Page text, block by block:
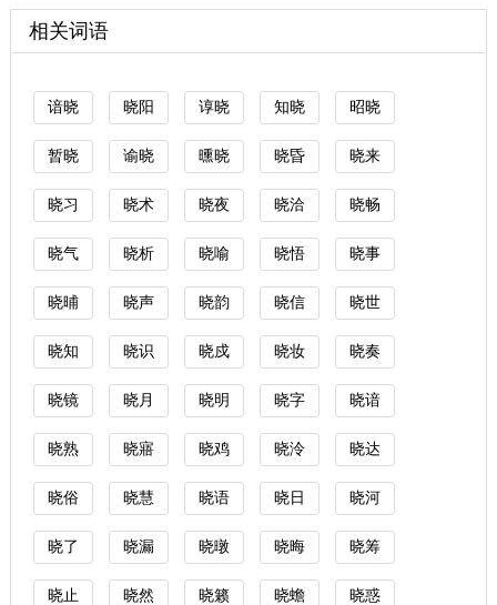
相关词语
谙晓 晓阳 谆晓 知晓 昭晓
暂晓 谕晓 曛晓 晓昏 晓来
晓习 晓术 晓夜 晓洽 晓畅
晓气 晓析 晓喻 晓悟 晓事
晓晡 晓声 晓韵 晓信 晓世
晓知 晓识 晓戍 晓妆 晓奏
晓镜 晓月 晓明 晓字 晓谙
晓熟 晓寤 晓鸡 晓泠 晓达
晓俗 晓慧 晓语 晓日 晓河
晓了 晓漏 晓暾 晓晦 晓筹
晓止 晓然 晓籁 晓蟾 晓惑